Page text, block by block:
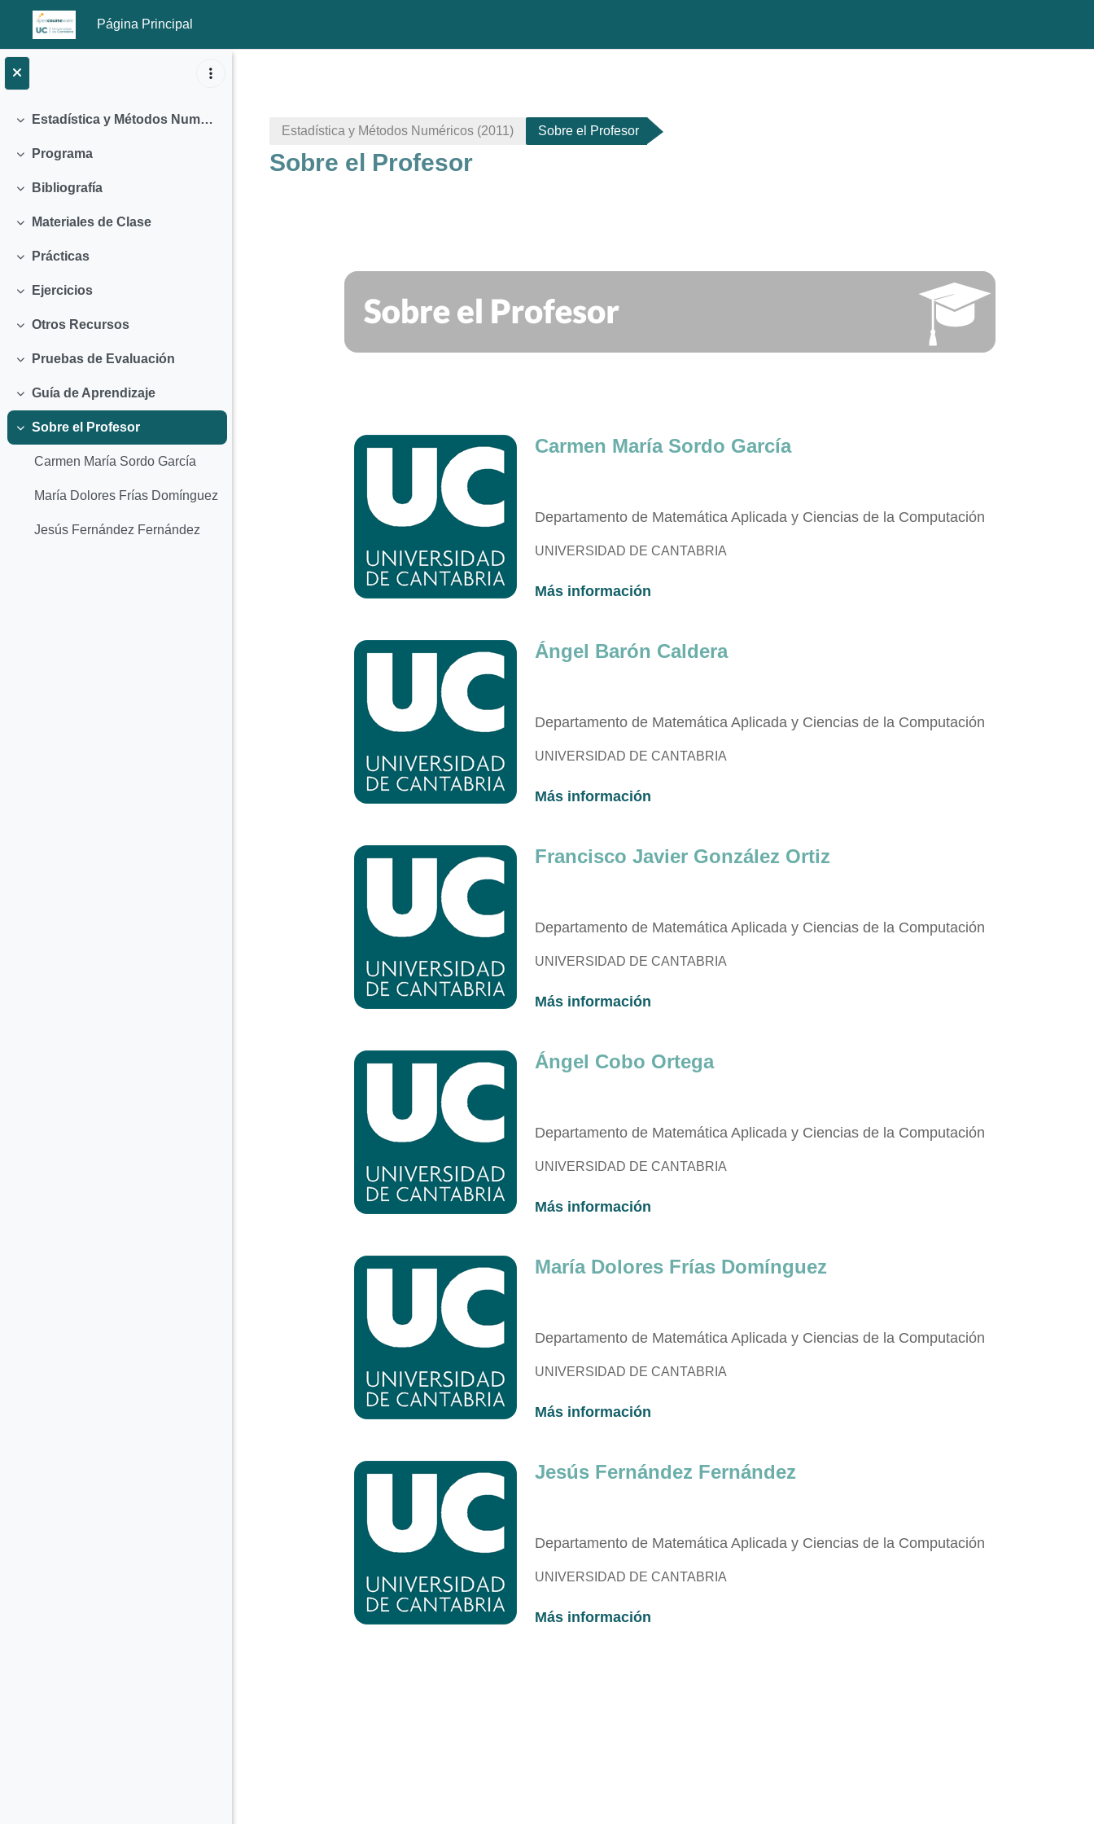
Salta al contenido principal
Página Principal
Colapsar
Estadística y Métodos Numéricos (2011)
Colapsar
Programa
Colapsar
Bibliografía
Colapsar
Materiales de Clase
Colapsar
Prácticas
Colapsar
Ejercicios
Colapsar
Otros Recursos
Colapsar
Pruebas de Evaluación
Colapsar
Guía de Aprendizaje
Colapsar
Sobre el Profesor
Carmen María Sordo García
María Dolores Frías Domínguez
Jesús Fernández Fernández
Estadística y Métodos Numéricos (2011) Sobre el Profesor
Sobre el Profesor
Perfilado de sección
Carmen María Sordo García
Departamento de Matemática Aplicada y Ciencias de la Computación
UNIVERSIDAD DE CANTABRIA
Más información
Ángel Barón Caldera
Departamento de Matemática Aplicada y Ciencias de la Computación
UNIVERSIDAD DE CANTABRIA
Más información
Francisco Javier González Ortiz
Departamento de Matemática Aplicada y Ciencias de la Computación
UNIVERSIDAD DE CANTABRIA
Más información
Ángel Cobo Ortega
Departamento de Matemática Aplicada y Ciencias de la Computación
UNIVERSIDAD DE CANTABRIA
Más información
María Dolores Frías Domínguez
Departamento de Matemática Aplicada y Ciencias de la Computación
UNIVERSIDAD DE CANTABRIA
Más información
Jesús Fernández Fernández
Departamento de Matemática Aplicada y Ciencias de la Computación
UNIVERSIDAD DE CANTABRIA
Más información